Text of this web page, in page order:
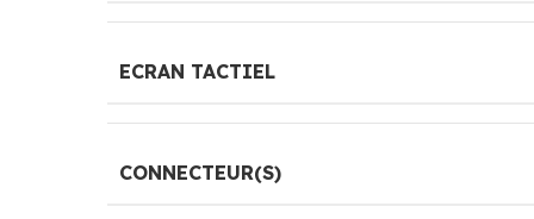
ECRAN TACTIEL
CONNECTEUR(S)